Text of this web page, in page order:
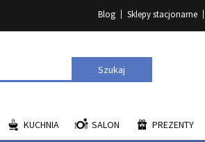
Blog Sklepy stacjonarne
Szukaj
KUCHNIA SALON PREZENTY